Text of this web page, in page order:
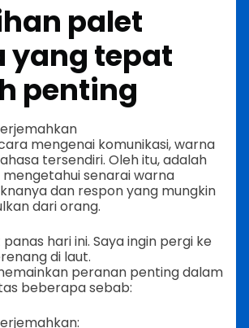
palet
yang tepat
penting
mengenai komunikasi, warna
tersendiri. Oleh itu, adalah
senarai warna
dan respon yang mungkin
dari orang.
hari ini. Saya ingin pergi ke
di laut.
peranan penting dalam
beberapa sebab: